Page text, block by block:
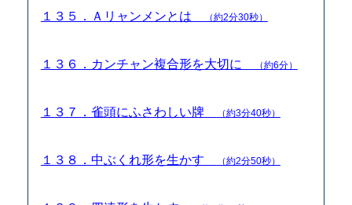
１３５．Ａリャンメンとは （約2分30秒）
１３６．カンチャン複合形を大切に （約6分）
１３７．雀頭にふさわしい牌 （約3分40秒）
１３８．中ぶくれ形を生かす （約2分50秒）